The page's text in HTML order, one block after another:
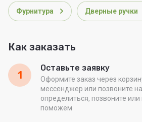
Фурнитура Дверные ручки
Как заказать
1
Оставьте заявку
Оформите заказ через
мессенджер или позвоните
определиться, позвоните
поможем